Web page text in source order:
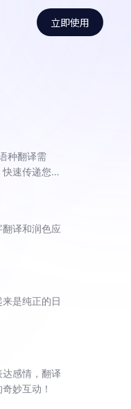
立即使用
种翻译需
速传递您的
译和润色应
是纯正的日
感情，翻译
妙互动！